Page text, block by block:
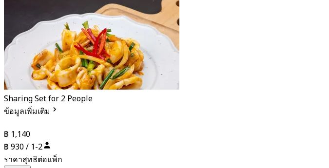
Sharing Set for 2 People
ข้อมูลเพิ่มเติม
฿ 1,140
฿ 930 / 1-2
ราคาสุทธิต่อแพ็ก